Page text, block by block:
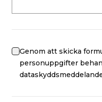
Genom att skicka
personuppgifter